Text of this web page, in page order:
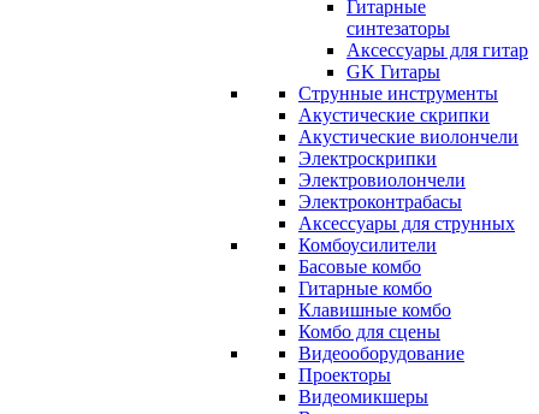
Гитарные
синтезаторы
Аксессуары для гитар
GK Гитары
Струнные инструменты
Акустические скрипки
Акустические виолончели
Электроскрипки
Электровиолончели
Электроконтрабасы
Аксессуары для струнных
Комбоусилители
Басовые комбо
Гитарные комбо
Клавишные комбо
Комбо для сцены
Видеооборудование
Проекторы
Видеомикшеры